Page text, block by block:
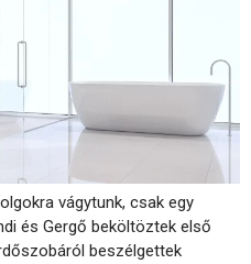
vágytunk, csak egy
és Gergő beköltöztek első
beszélgettek